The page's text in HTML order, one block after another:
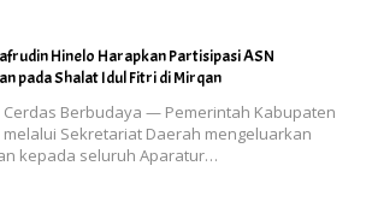
Hinelo Harapkan Partisipasi ASN
pada Shalat Idul Fitri di Mirqan
Cerdas Berbudaya — Pemerintah Kabupaten
melalui Sekretariat Daerah mengeluarkan
kepada seluruh Aparatur…